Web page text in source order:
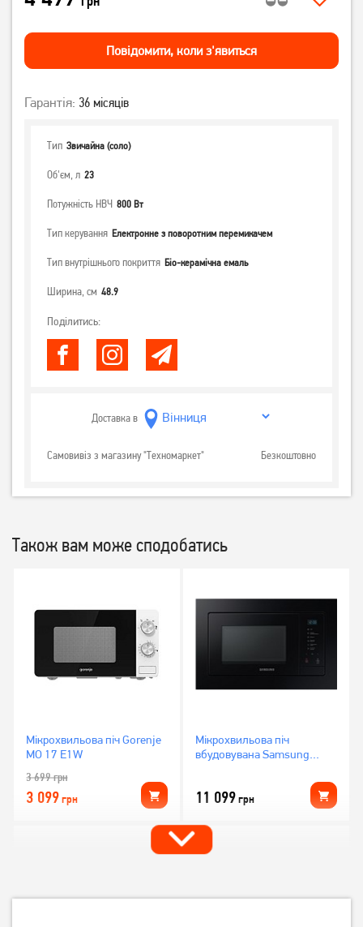
Повiдомити, коли з'явиться
Гарантія: 36 місяців
Тип Звичайна (соло)
Об'єм, л 23
Потужність НВЧ 800 Вт
Тип керування Електронне з поворотним перемикачем
Тип внутрішнього покриття Біо-керамічна емаль
Ширина, см 48.9
Поділитись:
Доставка в
Самовивіз з магазину "Техномаркет" Безкоштовно
Також вам може сподобатись
Мікрохвильова піч Gorenje
MO 17 E1W
3 699грн
3 099грн
Мікрохвильова піч
вбудовувана Samsung
11 099грн